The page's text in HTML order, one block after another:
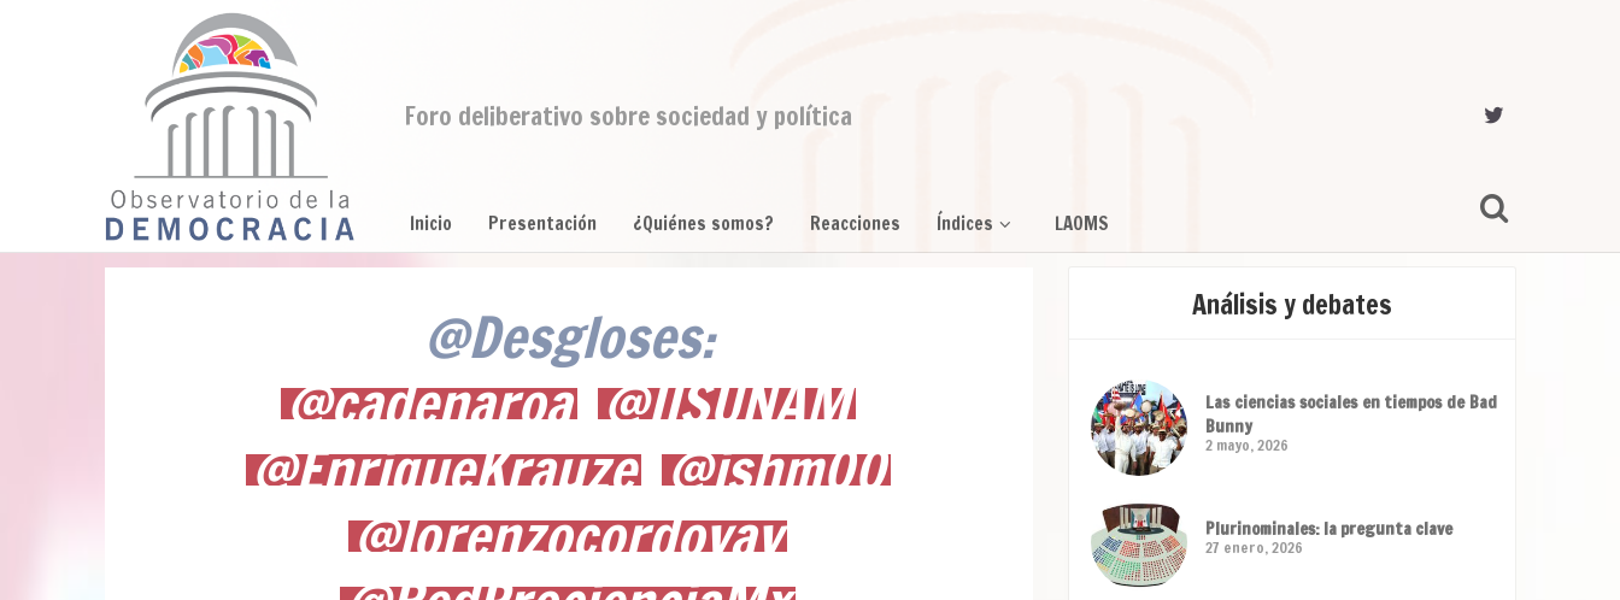
Foro deliberativo sobre sociedad y política
Inicio Presentación ¿Quiénes somos? Reacciones Índices LAOMS
@Desgloses:
@cadenaroa @IISUNAM
@EnriqueKrauze @jshm00
@lorenzocordovav
Análisis y debates
Las ciencias sociales en tiempos de Bad
Bunny
2 mayo, 2026
Plurinominales: la pregunta clave
27 enero, 2026